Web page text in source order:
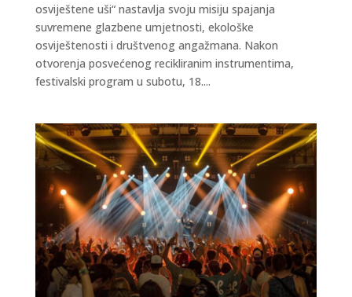
osviještene uši“ nastavlja svoju misiju spajanja
suvremene glazbene umjetnosti, ekološke
osviještenosti i društvenog angažmana. Nakon
otvorenja posvećenog recikliranim instrumentima,
festivalski program u subotu, 18....